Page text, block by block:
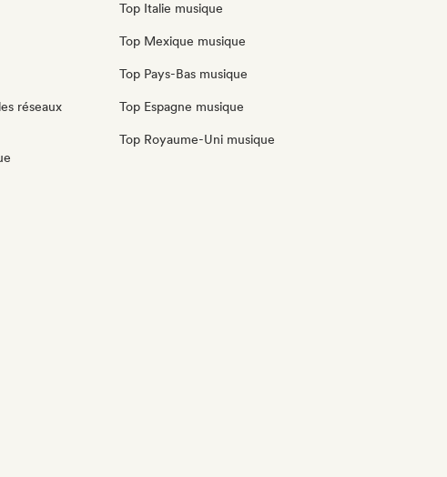
réseaux
Top Italie musique
Top Mexique musique
Top Pays-Bas musique
Top Espagne musique
Top Royaume-Uni musique